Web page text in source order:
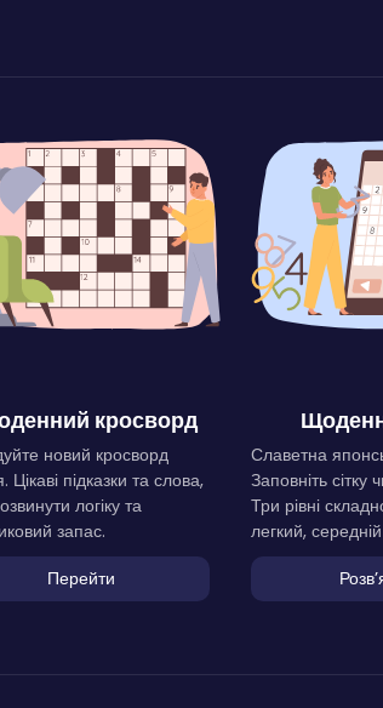
кросворд
новий кросворд
підказки та слова,
логіку та
запас.
Перейти
Славетна
Заповніть сітку
Три рівні
легкий,